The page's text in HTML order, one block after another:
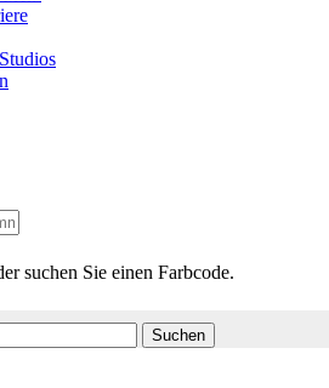
suchen Sie einen Farbcode.
Suchen